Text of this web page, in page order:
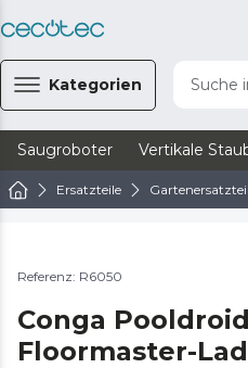
Kategorien Suche
Saugroboter Vertikale
Ersatzteile
Referenz: R6050
Conga
Floormaster-